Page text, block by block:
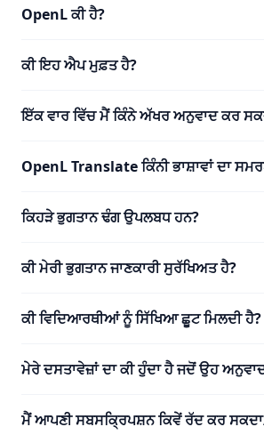
OpenL ਕੀ ਹੈ?
ਕੀ ਇਹ ਐਪ ਮੁਫ਼ਤ ਹੈ?
ਇੱਕ ਵਾਰ ਵਿੱਚ ਮੈਂ ਕਿੰਨੇ ਅੱਖਰ ਅਨੁਵਾਦ ਕਰ
OpenL Translate ਕਿੰਨੀ ਭਾਸ਼ਾਵਾਂ ਦਾ
ਕਿਹੜੇ ਭੁਗਤਾਨ ਢੰਗ ਉਪਲਬਧ ਹਨ?
ਕੀ ਮੇਰੀ ਭੁਗਤਾਨ ਜਾਣਕਾਰੀ ਸੁਰੱਖਿਅਤ ਹੈ?
ਕੀ ਵਿਦਿਆਰਥੀਆਂ ਨੂੰ ਸਿੱਖਿਆ ਛੂਟ ਮਿਲਦੀ ਹੈ?
ਮੇਰੇ ਦਸਤਾਵੇਜ਼ਾਂ ਦਾ ਕੀ ਹੁੰਦਾ ਹੈ ਜਦੋਂ ਉਹ
ਮੈਂ ਆਪਣੀ ਸਬਸਕ੍ਰਿਪਸ਼ਨ ਕਿਵੇਂ ਰੱਦ ਕਰ